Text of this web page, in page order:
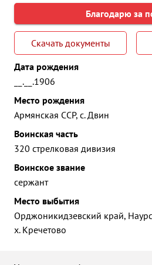
Благодарю за
Скачать документы
Дата рождения
__.__.1906
Место рождения
Армянская ССР, с. Двин
Воинская часть
320 стрелковая дивизия
Воинское звание
сержант
Место выбытия
Орджоникидзевский край,
х. Кречетово